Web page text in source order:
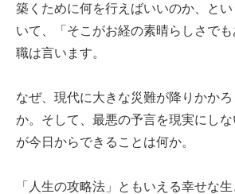
築くために何を行えばいいのか、と
いて、「そこがお経の素晴らしさで
職は言います。
なぜ、現代に大きな災難が降りかか
か。そして、最悪の予言を現実にし
が今日からできることは何か。
「人生の攻略法」ともいえる幸せな生